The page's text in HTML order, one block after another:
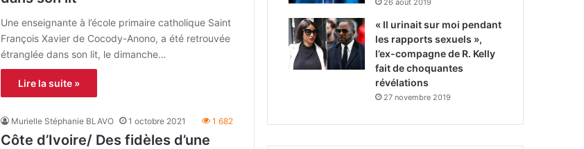
Une enseignante à l’école primaire catholique Saint
François Xavier de Cocody-Anono, a été retrouvée
étranglée dans son lit, le dimanche…
Lire la suite »
Murielle Stéphanie BLAVO 1 octobre 2021 1 682
Côte d’Ivoire/ Des fidèles d’une
26 août 2019
« Il urinait sur moi pendant
les rapports sexuels »,
l’ex-compagne de R. Kelly
fait de choquantes
révélations
27 novembre 2019